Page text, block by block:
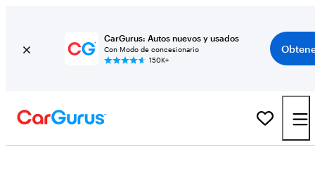
CarGurus: Autos nuevos y usados
Con Modo de concesionario
150K+